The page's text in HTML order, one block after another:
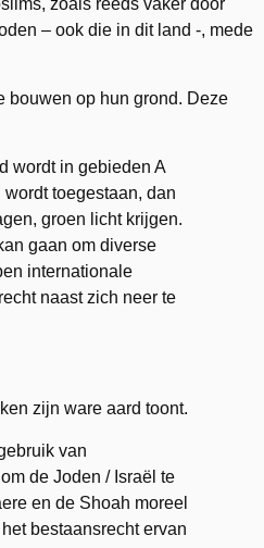
zoals reeds vaker door
– ook die in dit land -, mede
bouwen op hun grond. Deze
wordt in gebieden A
toegestaan, dan
groen licht krijgen.
gaan om diverse
internationale
naast zich neer te
zijn ware aard toont.
van
de Joden / Israël te
en de Shoah moreel
bestaansrecht ervan